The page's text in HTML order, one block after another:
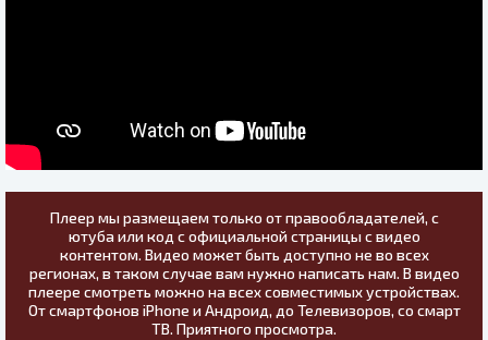
Плеер мы размещаем только от правообладателей, с
ютуба или код с официальной страницы с видео
контентом. Видео может быть доступно не во всех
регионах, в таком случае вам нужно написать нам. В видео
плеере смотреть можно на всех совместимых устройствах.
От смартфонов iPhone и Андроид, до Телевизоров, со смарт
ТВ. Приятного просмотра.